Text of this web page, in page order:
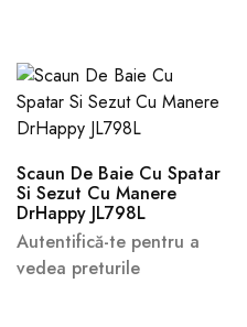
Scaun De Baie Cu Spatar
Si Sezut Cu Manere
DrHappy JL798L
Autentifică-te pentru a
vedea preturile